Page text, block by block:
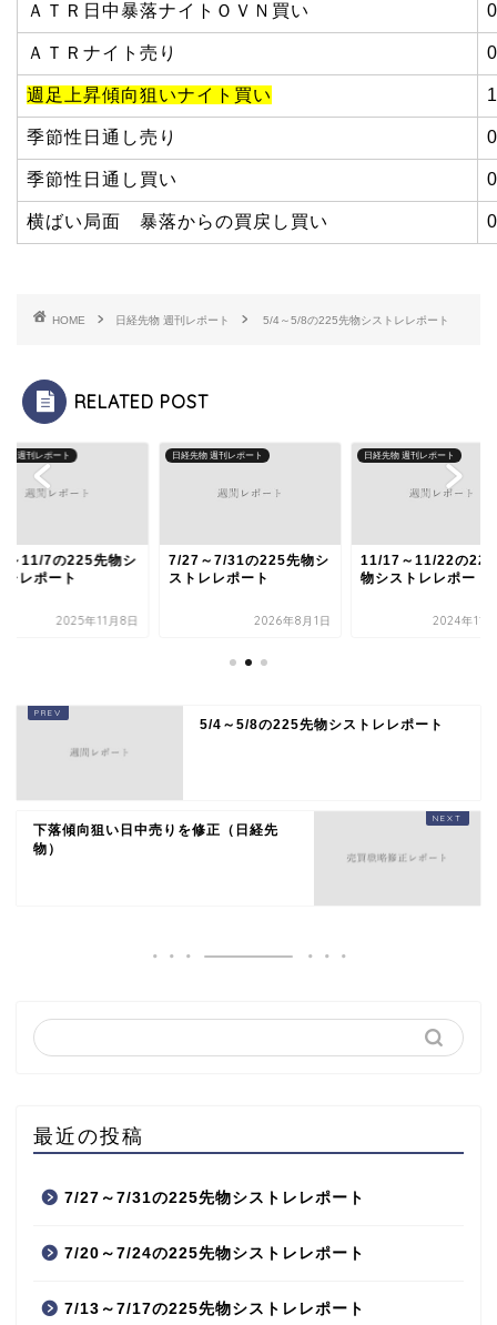
ＡＴＲ日中暴落ナイトＯＶＮ買い 0
ＡＴＲナイト売り 0
週足上昇傾向狙いナイト買い 1
季節性日通し売り 0
季節性日通し買い 0
横ばい局面 暴落からの買戻し買い 0
HOME 日経先物 週刊レポート 5/4～5/8の225先物シストレレポート
RELATED POST
物 週刊レポート
～11/7の225先物シ
レレポート
2025年11月8日
日経先物 週刊レポート
7/27～7/31の225先物シ
ストレレポート
2026年8月1日
日経先物 週刊レポート
11/17～11/22の225
物シストレレポート
2024年11
5/4～5/8の225先物シストレレポート
下落傾向狙い日中売りを修正（日経先
物）
最近の投稿
7/27～7/31の225先物シストレレポート
7/20～7/24の225先物シストレレポート
7/13～7/17の225先物シストレレポート